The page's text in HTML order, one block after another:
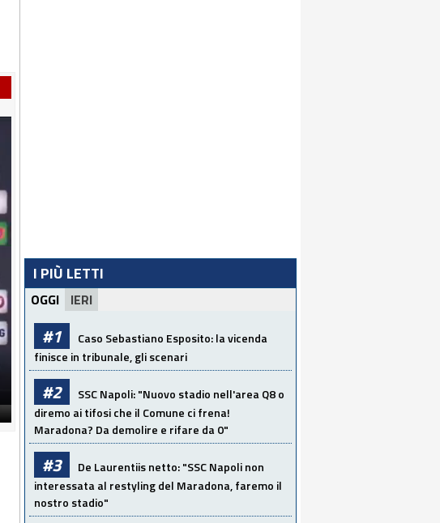
I PIÙ LETTI
OGGI IERI
#1
Caso Sebastiano Esposito: la vicenda
finisce in tribunale, gli scenari
#2
SSC Napoli: "Nuovo stadio nell'area Q8 o
diremo ai tifosi che il Comune ci frena!
Maradona? Da demolire e rifare da 0"
#3
De Laurentiis netto: "SSC Napoli non
interessata al restyling del Maradona, faremo il
nostro stadio"